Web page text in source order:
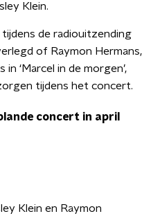
Klein.
de radiouitzending
of Raymon Hermans,
‘Marcel in de morgen’,
tijdens het concert.
concert in april
Klein en Raymon